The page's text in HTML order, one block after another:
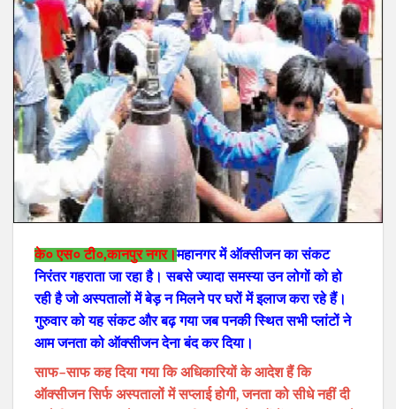
के० एस० टी०,कानपुर नगर।महानगर में ऑक्सीजन का संकट
निरंतर गहराता जा रहा है। सबसे ज्यादा समस्या उन लोगों को हो
रही है जो अस्पतालों में बेड़ न मिलने पर घरों में इलाज करा रहे हैं।
गुरुवार को यह संकट और बढ़ गया जब पनकी स्थित सभी प्लांटों ने
आम जनता को ऑक्सीजन देना बंद कर दिया।
साफ–साफ कह दिया गया कि अधिकारियों के आदेश हैं कि
ऑक्सीजन सिर्फ अस्पतालों में सप्लाई होगी‚ जनता को सीधे नहीं दी